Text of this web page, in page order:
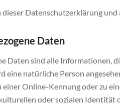
Datenschutzerklärung
Daten
Daten sind alle Informationen,
eine natürliche Person
Online-Kennung oder zu
oder sozialen Identität